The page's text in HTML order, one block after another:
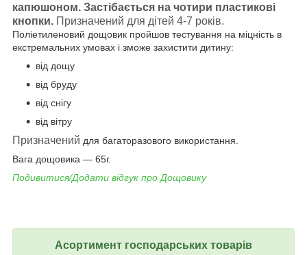
капюшоном. Застібається на чотири пластикові
кнопки. Призначений для дітей 4-7 років.
Поліетиленовий дощовик пройшов тестування на міцність в
екстремальних умовах і зможе захистити дитину:
від дощу
від бруду
від снігу
від вітру
Призначений для багаторазового використання.
Вага дощовика ― 65г.
Подивитися/Додати відгук про Дощовику
Асортимент господарських товарів